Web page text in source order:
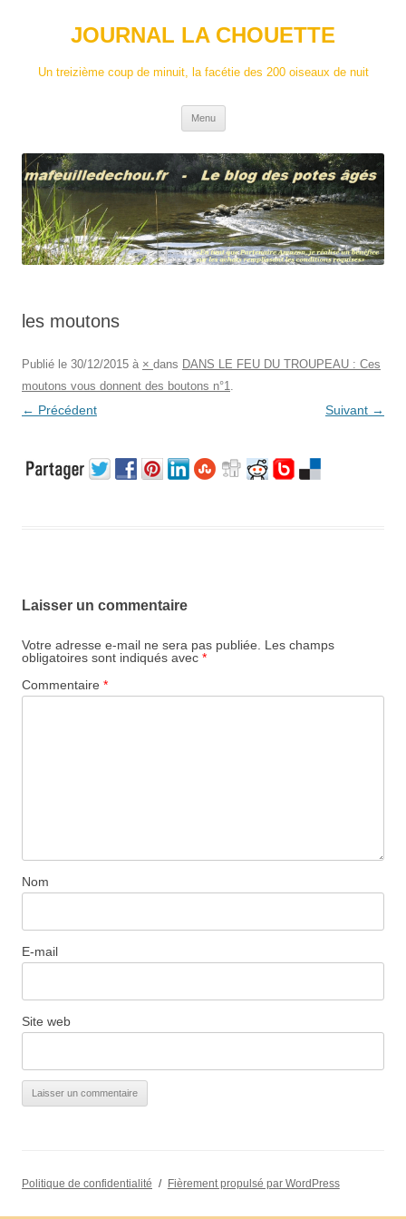
JOURNAL LA CHOUETTE
Un treizième coup de minuit, la facétie des 200 oiseaux de nuit
Menu
les moutons
Publié le 30/12/2015 à × dans DANS LE FEU DU TROUPEAU : Ces
moutons vous donnent des boutons n°1.
← Précédent Suivant →
Laisser un commentaire
Votre adresse e-mail ne sera pas publiée.
Les champs
obligatoires sont indiqués avec *
Commentaire *
Nom
E-mail
Site web
Politique de confidentialité Fièrement propulsé par WordPress